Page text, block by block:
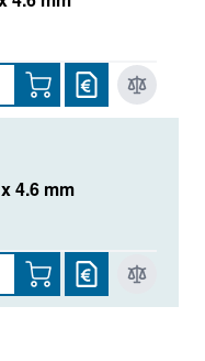
4.6 mm